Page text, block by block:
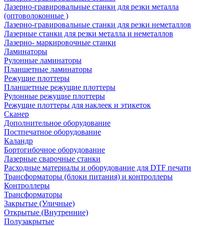
Лазерно-гравировальные станки для резки металла
(оптоволоконные )
Лазерно-гравировальные станки для резки неметаллов
Лазерные станки для резки металла и неметаллов
Лазерно- маркировочные станки
Ламинаторы
Рулонные ламинаторы
Планшетные ламинаторы
Режущие плоттеры
Планшетные режущие плоттеры
Рулонные режущие плоттеры
Режущие плоттеры для наклеек и этикеток
Сканер
Дополнительное оборудование
Постпечатное оборудование
Каландр
Бортогибочное оборудование
Лазерные сварочные станки
Расходные материалы и оборудование для DTF печати
Трансформаторы (блоки питания) и контроллеры
Контроллеры
Трансформаторы
Закрытые (Уличные)
Открытые (Внутренние)
Полузакрытые